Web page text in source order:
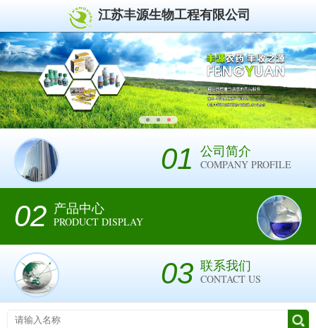
江苏丰源生物工程有限公司
01 公司简介
COMPANY PROFILE
02 产品中心
PRODUCT DISPLAY
03 联系我们
CONTACT US